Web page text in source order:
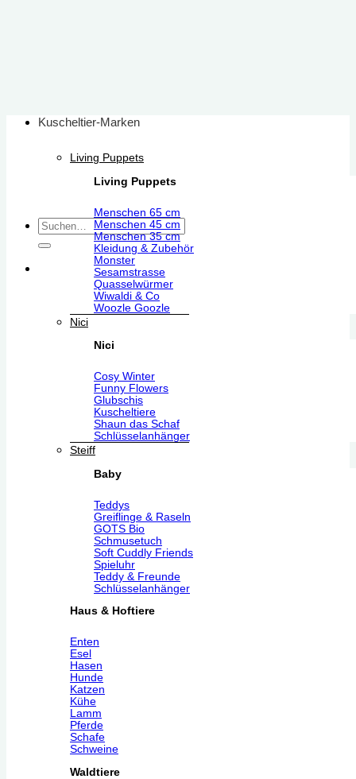
Suchen
nach:
Kuscheltier-Marken
Living Puppets
Living Puppets
Menschen 65 cm
Menschen 45 cm
Menschen 35 cm
Kleidung & Zubehör
Monster
Sesamstrasse
Quasselwürmer
Wiwaldi & Co
Woozle Goozle
Nici
Nici
Cosy Winter
Funny Flowers
Glubschis
Kuscheltiere
Shaun das Schaf
Schlüsselanhänger
Steiff
Baby
Teddys
Greiflinge & Raseln
GOTS Bio
Schmusetuch
Soft Cuddly Friends
Spieluhr
Teddy & Freunde
Schlüsselanhänger
Haus & Hoftiere
Enten
Esel
Hasen
Hunde
Katzen
Kühe
Lamm
Pferde
Schafe
Schweine
Waldtiere